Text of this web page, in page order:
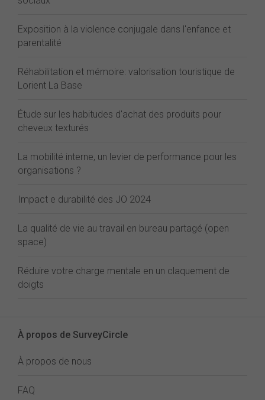
Exposition à la violence conjugale dans l'enfance et
parentalité
Réhabilitation et mémoire: valorisation touristique de
Lorient La Base
Étude sur les habitudes d'achat des produits pour
cheveux texturés
La mobilité interne, un levier de performance pour les
organisations ?
Impact e durabilité des JO 2024
La qualité de vie au travail en bureau partagé (open
space)
Réduire votre charge mentale en un claquement de
doigts
À propos de SurveyCircle
À propos de nous
FAQ